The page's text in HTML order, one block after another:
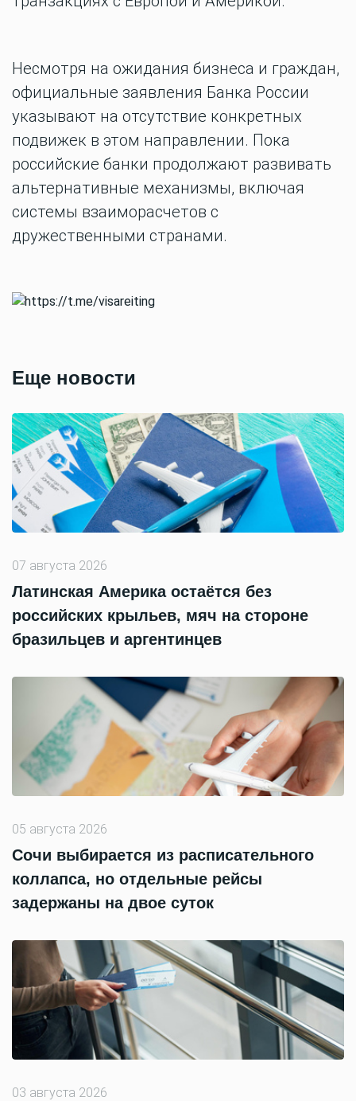
Несмотря на ожидания бизнеса и граждан,
официальные заявления Банка России
указывают на отсутствие конкретных
подвижек в этом направлении. Пока
российские банки продолжают развивать
альтернативные механизмы, включая
системы взаиморасчетов с
дружественными странами.
Еще новости
07 августа 2026
Латинская Америка остаётся без
российских крыльев, мяч на стороне
бразильцев и аргентинцев
05 августа 2026
Сочи выбирается из расписательного
коллапса, но отдельные рейсы
задержаны на двое суток
03 августа 2026